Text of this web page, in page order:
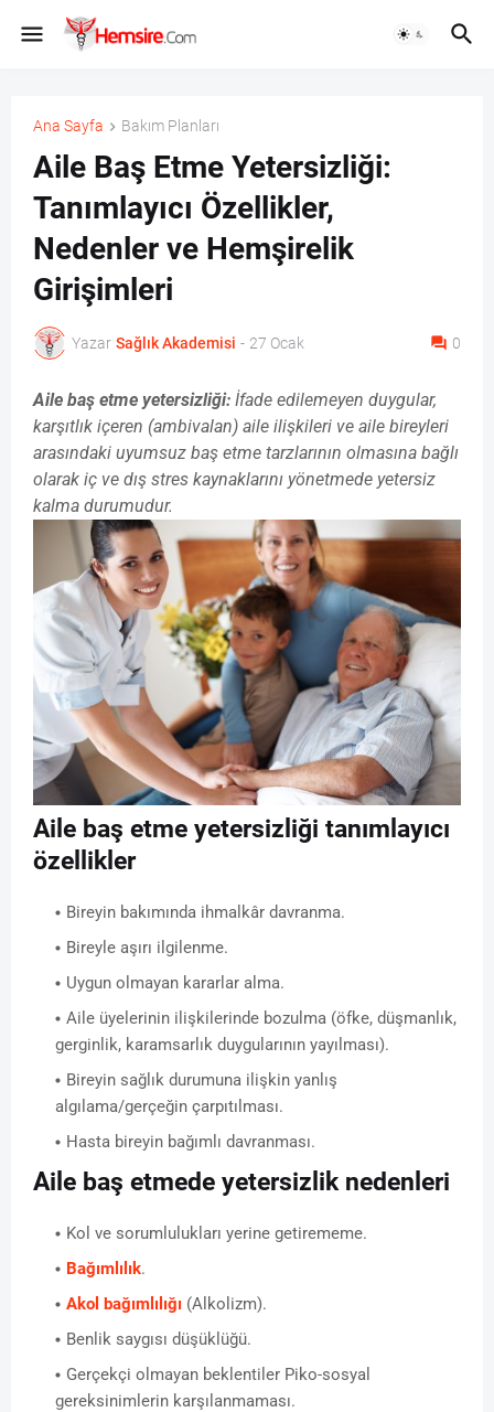
Ana Sayfa Bakım Planları
Aile Baş Etme Yetersizliği:
Tanımlayıcı Özellikler,
Nedenler ve Hemşirelik
Girişimleri
Yazar Sağlık Akademisi - 27 Ocak 0
Aile baş etme yetersizliği: İfade edilemeyen duygular,
karşıtlık içeren (ambivalan) aile ilişkileri ve aile bireyleri
arasındaki uyumsuz baş etme tarzlarının olmasına bağlı
olarak iç ve dış stres kaynaklarını yönetmede yetersiz
kalma durumudur.
Aile baş etme yetersizliği tanımlayıcı
özellikler
Bireyin bakımında ihmalkâr davranma.
Bireyle aşırı ilgilenme.
Uygun olmayan kararlar alma.
Aile üyelerinin ilişkilerinde bozulma (öfke, düşmanlık,
gerginlik, karamsarlık duygularının yayılması).
Bireyin sağlık durumuna ilişkin yanlış
algılama/gerçeğin çarpıtılması.
Hasta bireyin bağımlı davranması.
Aile baş etmede yetersizlik nedenleri
Kol ve sorumlulukları yerine getirememe.
Bağımlılık.
Akol bağımlılığı (Alkolizm).
Benlik saygısı düşüklüğü.
Gerçekçi olmayan beklentiler Piko-sosyal
gereksinimlerin karşılanmaması.